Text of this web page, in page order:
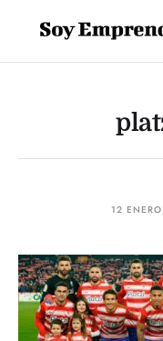
12